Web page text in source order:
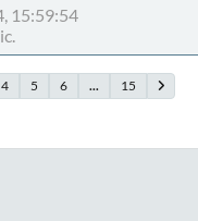
15:59:54
4 5 6 ... 15